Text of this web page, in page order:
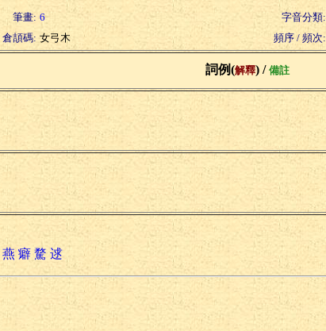
筆畫: 6 字音分類:
倉頡碼: 女弓木 頻序 / 頻次:
詞例(解釋) / 備註
燕 癖 騖 逑